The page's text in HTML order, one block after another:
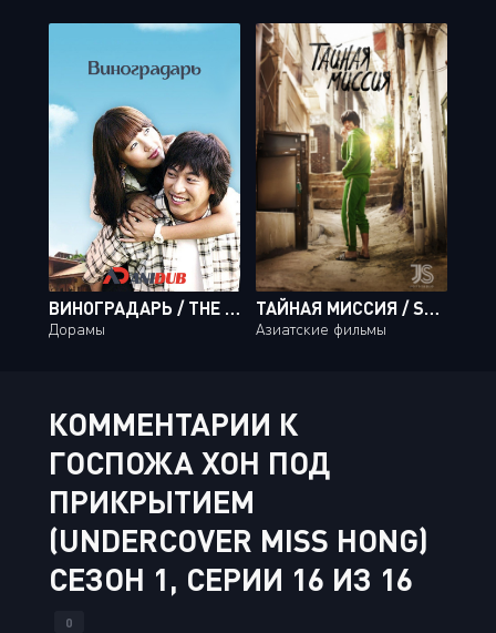
ВИНОГРАДАРЬ / THE VINEYARD MAN [16 ИЗ 16]
Дорамы
ТАЙНАЯ МИССИЯ / SECRETLY GREATLY
Азиатские фильмы
КОММЕНТАРИИ К
ГОСПОЖА ХОН ПОД
ПРИКРЫТИЕМ
(UNDERCOVER MISS HONG)
СЕЗОН 1, СЕРИИ 16 ИЗ 16
0